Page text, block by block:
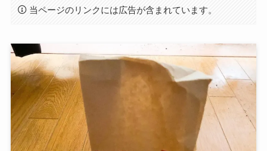
当ページのリンクには広告が含まれています。